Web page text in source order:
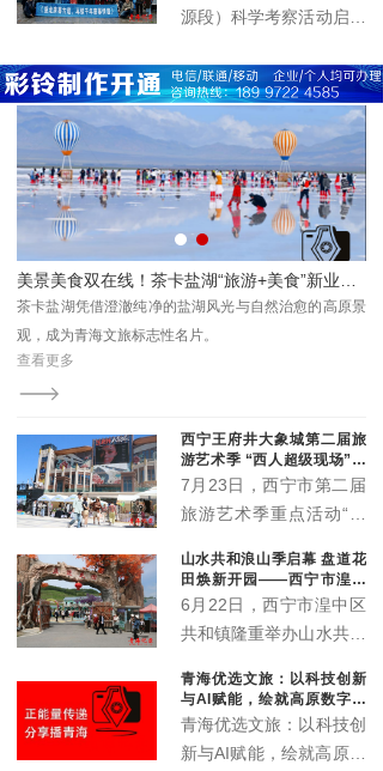
深度融合、激发城市消费
标准服务、高效能保障，
为市民及游客呈现了一场
音乐盛宴，展现了高原古
城西宁的城市魅力与开放
形象。
源段）科学考察活动启动
活动由青海极地自然资源
调查研究院与杂多县政协
主办，旨在重走千年古
道，探寻历史遗存，传承
民族团结精神，推动唐蕃
古道与三江源生态文化综
合科学考察。
茶卡盐湖凭借澄澈纯净的盐湖风光与自然治愈的高原景
观，成为青海文旅标志性名片。
查看更多
西宁王府井大象城第二届旅
游艺术季 “西人超级现场”启
幕
7月23日，西宁市第二届
旅游艺术季重点活动“西
象城启动。活动以“众智
成潮”为主题，联动“雪脉
计划”，汇聚川、藏、
机构，搭建西部青年文化
交流平台。
山水共和浪山季启幕 盘道花
田焕新开园——西宁市湟中
区共和镇农文旅深度融合再
6月22日，西宁市湟中区
共和镇隆重举办山水共和
田开业典礼。全新升级的
盘道花田景区正式对外开
放，众多干部群众、非遗
青海优选文旅：以科技创新
与AI赋能，绘就高原数字文
旅新画卷
青海优选文旅：以科技创
新与AI赋能，绘就高原数